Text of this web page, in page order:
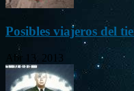
Posibles viajeros del
Abr 13, 2013